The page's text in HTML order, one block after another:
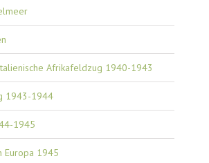
Afrikafeldzug 1940-1943
1943-1944
1945
Europa 1945